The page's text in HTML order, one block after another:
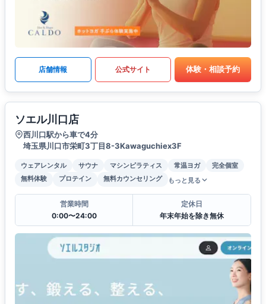
店舗情報 公式サイト 体験・相談予約
ソエル川口店
西川口駅から車で4分
埼玉県川口市栄町3丁目8-3Kawaguchiex3F
ウェアレンタル サウナ マシンピラティス 常温ヨガ
完全個室
無料体験
プロテイン 無料カウンセリング もっと見る
営業時間
0:00〜24:00
定休日
年末年始を除き無休